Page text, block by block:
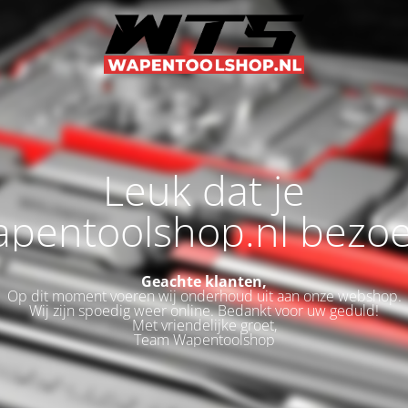
Leuk dat je
Geachte klanten,
Op dit moment voeren wij onderhoud uit aan onze webshop.
Wij zijn spoedig weer online. Bedankt voor uw geduld!
Met vriendelijke groet,
Team Wapentoolshop